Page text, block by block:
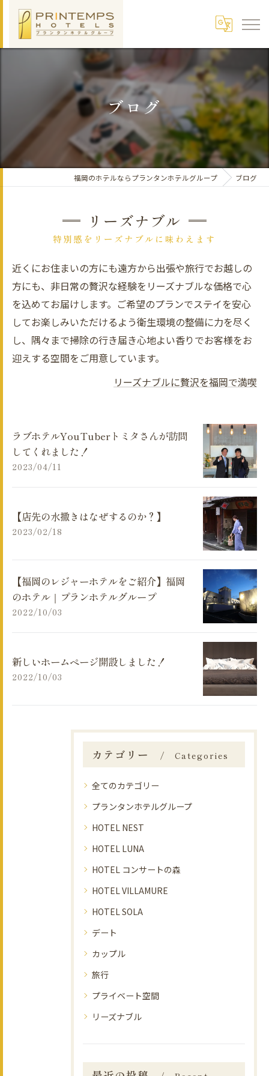
ブログ
福岡のホテルならプランタンホテルグループ ブログ
リーズナブル
特別感をリーズナブルに味わえます
近くにお住まいの方にも遠方から出張や旅行でお越しの
方にも、非日常の贅沢な経験をリーズナブルな価格で心
を込めてお届けします。ご希望のプランでステイを安心
してお楽しみいただけるよう衛生環境の整備に力を尽く
し、隅々まで掃除の行き届き心地よい香りでお客様をお
迎えする空間をご用意しています。
リーズナブルに贅沢を福岡で満喫
ラブホテルYouTuberトミタさんが訪問
してくれました！
2023/04/11
【店先の水撒きはなぜするのか？】
2023/02/18
【福岡のレジャーホテルをご紹介】福岡
のホテル｜プランホテルグループ
2022/10/03
新しいホームページ開設しました！
2022/10/03
カテゴリー Categories
全てのカテゴリー
プランタンホテルグループ
HOTEL NEST
HOTEL LUNA
HOTEL コンサートの森
HOTEL VILLAMURE
HOTEL SOLA
デート
カップル
旅行
プライベート空間
リーズナブル